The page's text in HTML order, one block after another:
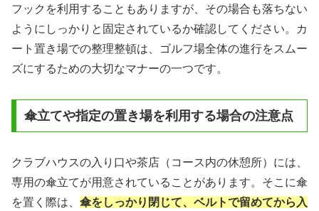
フックを利用することもありますが、その場合も落ちない
ようにしっかりと固定されているか確認してください。カ
ート置き場での整理整頓は、ゴルフ場全体の進行をスムー
ズにするための大切なマナーの一つです。
傘立てや指定の置き場を利用する場合の注意点
クラブハウスの入り口や茶店（コース内の休憩所）には、
専用の傘立てが用意されていることがあります。そこに傘
を置く際は、 傘をしっかり閉じて、ベルトで留めてから入